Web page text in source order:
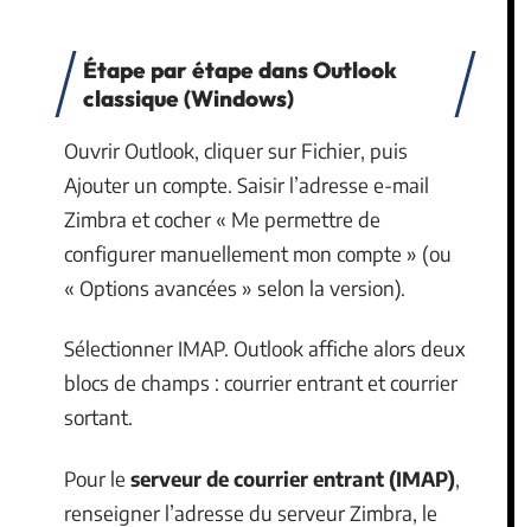
Étape par étape dans Outlook
classique (Windows)
Ouvrir Outlook, cliquer sur Fichier, puis
Ajouter un compte. Saisir l’adresse e-mail
Zimbra et cocher « Me permettre de
configurer manuellement mon compte » (ou
« Options avancées » selon la version).
Sélectionner IMAP. Outlook affiche alors deux
blocs de champs : courrier entrant et courrier
sortant.
Pour le serveur de courrier entrant (IMAP),
renseigner l’adresse du serveur Zimbra, le